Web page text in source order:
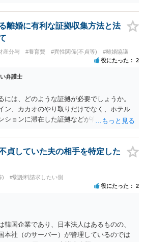
金銭のやり取りや返済の約束は絶対にしな
でも支払ってしまうとトラブルの元になり
請求の経緯を踏まえ、相手の感情に流されな
度で距離を置く 法律上の制限はないもの
な安定を守るためにも、お互いに距離を置
明かと思います。
離婚に有利な証拠収集方法と法
産分与 #養育費 #異性関係(不貞等) #離婚協議
役にたった 2
弁護士
には、どのような証拠が必要でしょうか。
ン、カカオのやり取りだけでなく、ホテル
ションに滞在した証拠などが有効です。 不
）ことができると思われます。 ただし、不
けると、不貞を許したとの評価につながる
意ください。 以上、ご参考まで。
貞していた夫の相手を特定した
) #慰謝料請求したい側
役にたった 2
韓国企業であり、日本法人はあるものの、
本社（のサーバー）が管理しているのでは